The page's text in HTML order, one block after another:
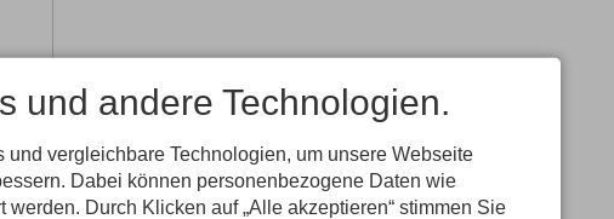
und andere Technologien.
vergleichbare Technologien, um unsere Webseite
Dabei können personenbezogene Daten wie
Durch Klicken auf „Alle akzeptieren“ stimmen Sie